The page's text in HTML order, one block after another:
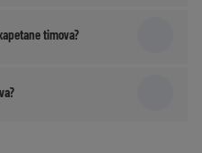
timova?